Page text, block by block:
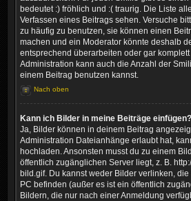
bedeutet :) fröhlich und :( traurig. Die Liste
Verfassen eines Beitrags sehen. Versuche
zu häufig zu benutzen, sie können einen
machen und ein Moderator könnte deshalb
entsprechend überarbeiten oder gar
Administration kann auch die Anzahl der
einem Beitrag benutzen kannst.
Nach oben
Kann ich Bilder in meine Beiträge einfügen?
Ja, Bilder können in deinem Beitrag
Administration Dateianhänge erlaubt hat,
hochladen. Ansonsten musst du zu einem
öffentlich zugänglichen Server liegt, z. B.
bild.gif. Du kannst weder Bilder verlinken,
PC befinden (außer es ist ein öffentlich
Bildern, die nur nach einer Anmeldung